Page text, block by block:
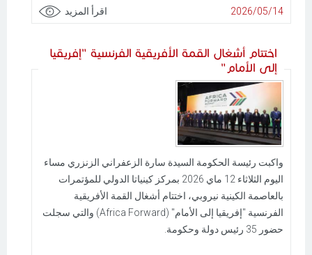
2026/05/14 اقرأ المزيد
اختتام أشغال القمة الأفريقية الفرنسية "إفريقيا
إلى الأمام"
واكبت رئيسة الحكومة السيدة سارة الزعفراني الزنزري مساء
اليوم الثلاثاء 12 ماي 2026 بمركز كينياتا الدولي للمؤتمرات
بالعاصمة الكينية نيروبي، اختتام أشغال القمة الأفريقية
الفرنسية "إفريقيا إلى الأمام" (Africa Forward) والتي سجلت
حضور 35 رئيس دولة وحكومة.